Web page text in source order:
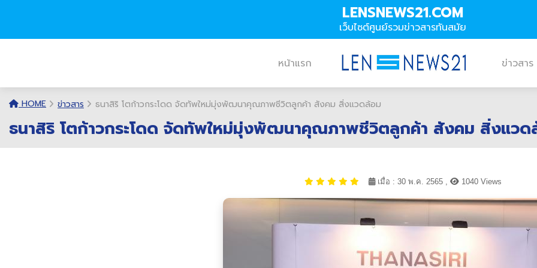
LENSNEWS21.COM
เว็บไซต์ศูนย์รวมข่าวสารทันสมัย
หน้าแรก ข่าวสาร
HOME ข่าวสาร ธนาสิริ โตก้าวกระโดด จัดทัพใหม่มุ่งพัฒนาคุณภาพชีวิตลูกค้า สังคม สิ่งแวดล้อม
ธนาสิริ โตก้าวกระโดด จัดทัพใหม่มุ่งพัฒนาคุณภาพชีวิตลูกค้า สังคม สิ่งแวด
เมื่อ : 30 พ.ค. 2565 , 1040 Views